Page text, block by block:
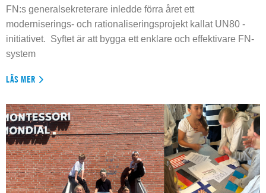
FN:s generalsekreterare inledde förra året ett
moderniserings- och rationaliseringsprojekt kallat UN80 -
initiativet. Syftet är att bygga ett enklare och effektivare FN-
system
LÄS MER